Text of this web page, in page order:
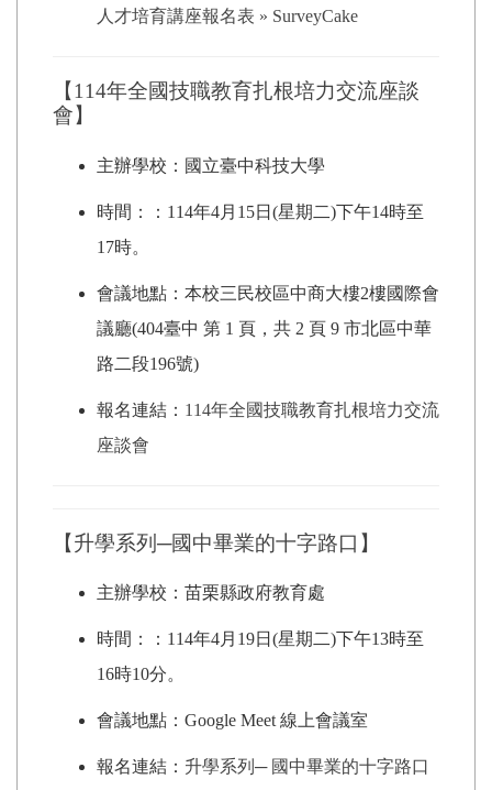
人才培育講座報名表 » SurveyCake
【114年全國技職教育扎根培力交流座談
會】
主辦學校：國立臺中科技大學
時間：：114年4月15日(星期二)下午14時至
17時。
會議地點：本校三民校區中商大樓2樓國際會
議廳(404臺中 第 1 頁，共 2 頁 9 市北區中華
路二段196號)
報名連結： 114年全國技職教育扎根培力交流
座談會
【升學系列─國中畢業的十字路口】
主辦學校：苗栗縣政府教育處
時間：：114年4月19日(星期二)下午13時至
16時10分。
會議地點：Google Meet 線上會議室
報名連結： 升學系列─ 國中畢業的十字路口